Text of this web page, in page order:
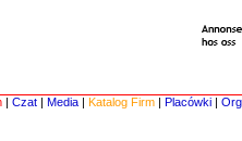
| Czat | Media | Katalog Firm | Placówki |